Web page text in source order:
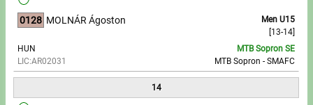
0128
Men U15
[13-14]
MOLNÁR Ágoston
HUN
LIC:AR02031
MTB Sopron SE
MTB Sopron - SMAFC
14